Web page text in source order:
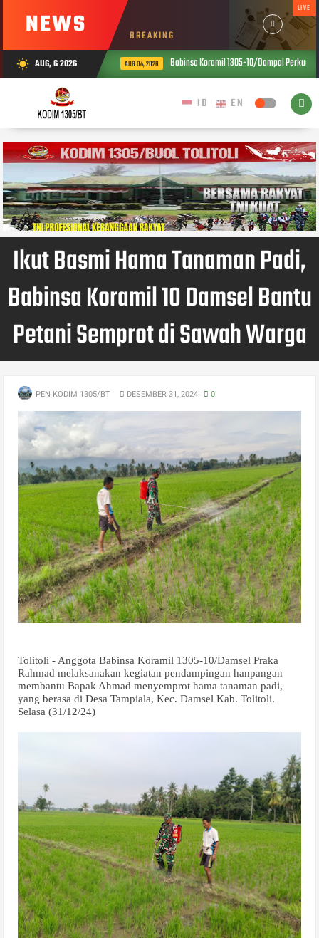
NEWS BREAKING
LIVE
wb_sunny AUG, 6 2026 AUG 04, 2026 Babinsa Koramil 1305-10/Dampal Perkuat
Ikut Basmi Hama Tanaman Padi,
Babinsa Koramil 10 Damsel Bantu
Petani Semprot di Sawah Warga
PEN KODIM 1305/BT DESEMBER 31, 2024 0
Tolitoli - Anggota Babinsa Koramil 1305-10/Damsel Praka
Rahmad melaksanakan kegiatan pendampingan hanpangan
membantu Bapak Ahmad menyemprot hama tanaman padi,
yang berasa di Desa Tampiala, Kec. Damsel Kab. Tolitoli.
Selasa (31/12/24)